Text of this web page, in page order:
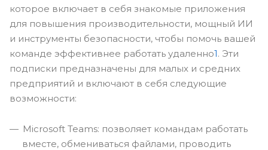
которое включает в себя знакомые приложения
для повышения производительности, мощный ИИ
и инструменты безопасности, чтобы помочь вашей
команде эффективнее работать удаленно1. Эти
подписки предназначены для малых и средних
предприятий и включают в себя следующие
возможности:
Microsoft Teams: позволяет командам работать
вместе, обмениваться файлами, проводить